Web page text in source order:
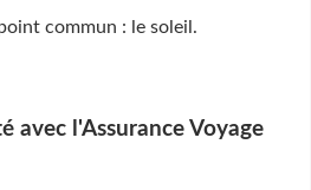
commun : le soleil.
avec l'Assurance Voyage